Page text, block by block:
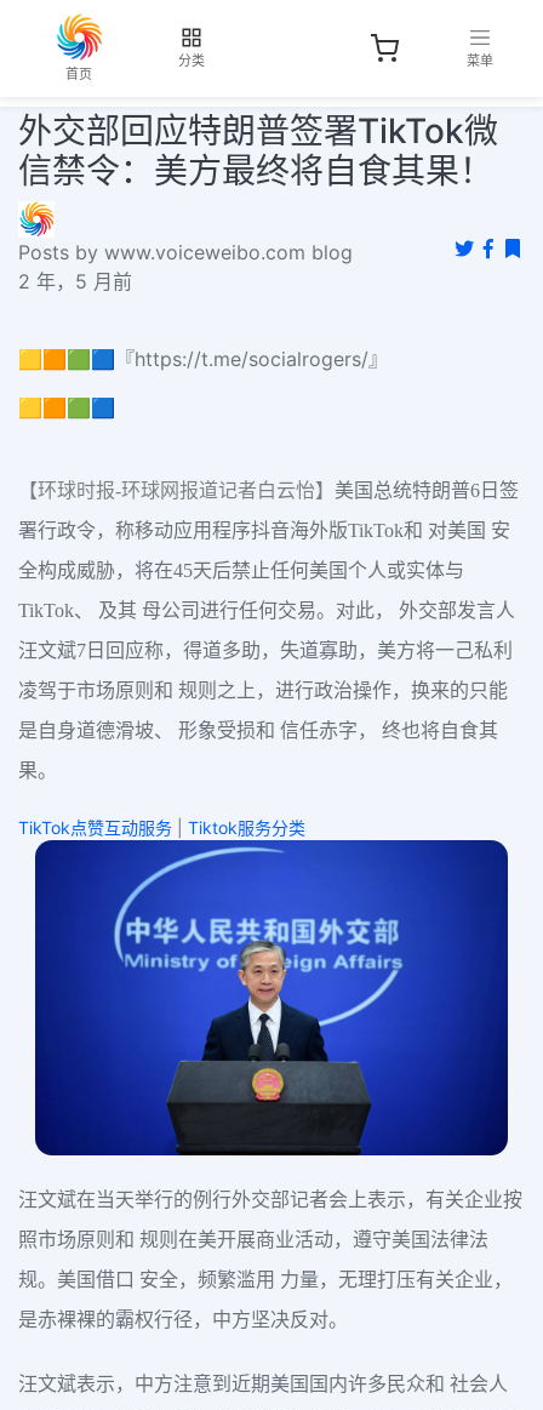
首页
分类 菜单
外交部回应特朗普签署TikTok微
信禁令：美方最终将自食其果！
Posts by www.voiceweibo.com blog
2 年，5 月前
🟨🟧🟩🟦『https://t.me/socialrogers/』
🟨🟧🟩🟦
【环球时报-环球网报道记者白云怡】 美国总统特朗普6日签
署行政令，称移动应用程序抖音海外版TikTok和 对美国 安
全构成威胁，将在45天后禁止任何美国个人或实体与
TikTok、 及其 母公司进行任何交易。对此， 外交部发言人
汪文斌7日回应称，得道多助，失道寡助，美方将一己私利
凌驾于市场原则和 规则之上，进行政治操作，换来的只能
是自身道德滑坡、 形象受损和 信任赤字， 终也将自食其
果。
TikTok点赞互动服务 Tiktok服务分类
汪文斌在当天举行的例行外交部记者会上表示，有关企业按
照市场原则和 规则在美开展商业活动，遵守美国法律法
规。美国借口 安全，频繁滥用 力量，无理打压有关企业，
是赤裸裸的霸权行径，中方坚决反对。
汪文斌表示，中方注意到近期美国国内许多民众和 社会人